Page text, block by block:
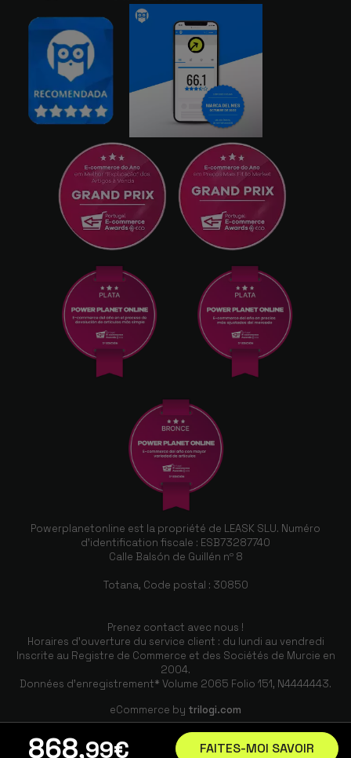
Jordi Mañe
Grand - 12GB/256GB, Gris
PAULA RENATA FARIA LOUREIRO
30/07/2025
très bon fonctionnement parfait -
Posen
24/07/2025
batterie est surprenante même si elle n'est
"que" de 4000mAh. Le service de la boutique
est parfait. Rapide et bien emballé. -
12Go/256Go, Bleu marine
Nuno Perez
Je suis très satisfait de l'achat et du service
12GB/256GB, Navy Blue
09/07/2025
Ce n'est certainement pas le modèle le
868,99€ FAITES-MOI SAVOIR
Powerplanetonline est la propriété de LEASK SLU. Numéro
d'identification fiscale : ESB73287740
Calle Balsón de Guillén nº 8
Totana, Code postal : 30850
Prenez contact avec nous !
Horaires d'ouverture du service client : du lundi au vendredi
Inscrite au Registre de Commerce et des Sociétés de Murcie en
2004.
Données d'enregistrement* Volume 2065 Folio 151, N4444443.
eCommerce by trilogi.com